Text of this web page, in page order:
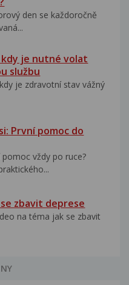
den se každoročně
kdy je nutné volat
službu
je zdravotní stav vážný
První pomoc do
pomoc vždy po ruce?
se zbavit deprese
na téma jak se zbavit